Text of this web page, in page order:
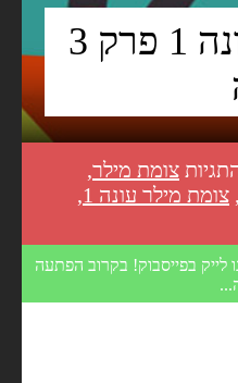
צומת מילר עונה 1 פרק 3
צומת מילר,
, צומת מילר עונה 1
,
לייק בפייסבוק! בקרוב הפתעה